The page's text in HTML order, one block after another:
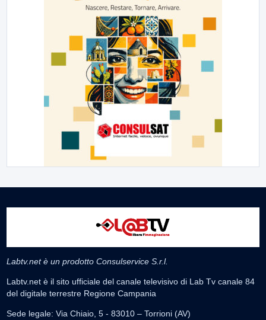
Labtv.net è un prodotto Consulservice S.r.l.
Labtv.net è il sito ufficiale del canale televisivo di Lab Tv canale 84
del digitale terrestre Regione Campania
Sede legale: Via Chiaio, 5 - 83010 – Torrioni (AV)